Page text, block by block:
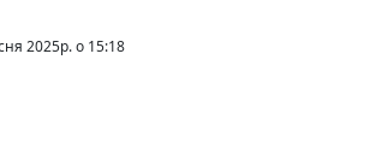
2025р. о 15:18